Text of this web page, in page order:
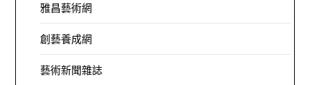
雅昌藝術網
創藝養成網
藝術新聞雜誌